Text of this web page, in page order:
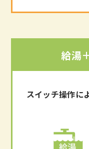
給湯
スイッチ操作に